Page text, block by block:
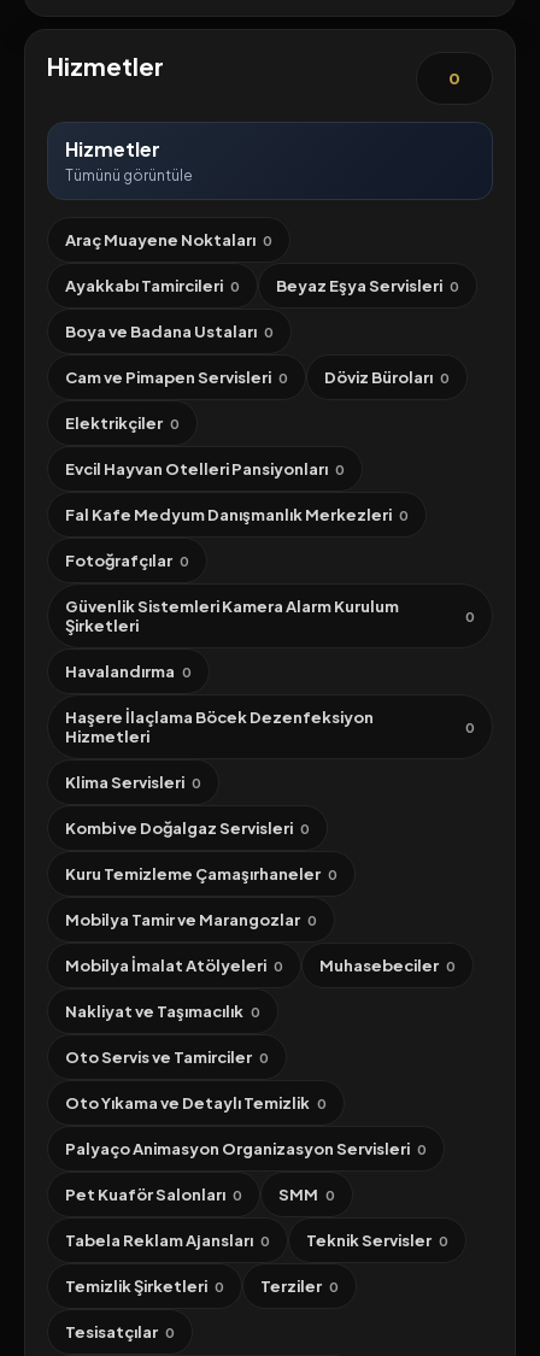
Hizmetler 0
Hizmetler
Tümünü görüntüle
Araç Muayene Noktaları 0
Ayakkabı Tamircileri 0 Beyaz Eşya Servisleri 0
Boya ve Badana Ustaları 0
Cam ve Pimapen Servisleri 0 Döviz Büroları 0
Elektrikçiler 0
Evcil Hayvan Otelleri Pansiyonları 0
Fal Kafe Medyum Danışmanlık Merkezleri 0
Fotoğrafçılar 0
Güvenlik Sistemleri Kamera Alarm Kurulum
Şirketleri
0
Havalandırma 0
Haşere İlaçlama Böcek Dezenfeksiyon
Hizmetleri
0
Klima Servisleri 0
Kombi ve Doğalgaz Servisleri 0
Kuru Temizleme Çamaşırhaneler 0
Mobilya Tamir ve Marangozlar 0
Mobilya İmalat Atölyeleri 0 Muhasebeciler 0
Nakliyat ve Taşımacılık 0
Oto Servis ve Tamirciler 0
Oto Yıkama ve Detaylı Temizlik 0
Palyaço Animasyon Organizasyon Servisleri 0
Pet Kuaför Salonları 0 SMM 0
Tabela Reklam Ajansları 0 Teknik Servisler 0
Temizlik Şirketleri 0 Terziler 0
Tesisatçılar 0